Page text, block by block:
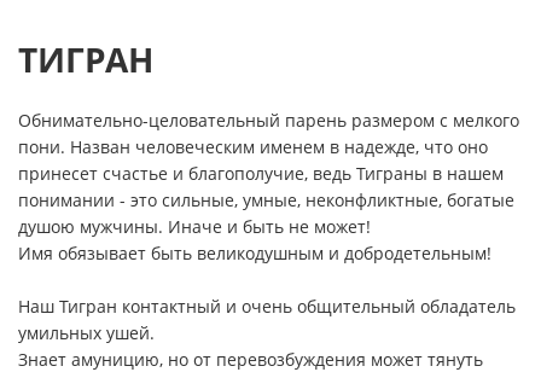
ТИГРАН
Обнимательно-целовательный парень размером с мелкого
пони. Назван человеческим именем в надежде, что оно
принесет счастье и благополучие, ведь Тиграны в нашем
понимании - это сильные, умные, неконфликтные, богатые
душою мужчины. Иначе и быть не может!
Имя обязывает быть великодушным и добродетельным!
Наш Тигран контактный и очень общительный обладатель
умильных ушей.
Знает амуницию, но от перевозбуждения может тянуть